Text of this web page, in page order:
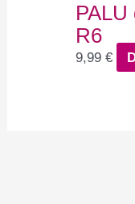
PALU
R6
9,99€